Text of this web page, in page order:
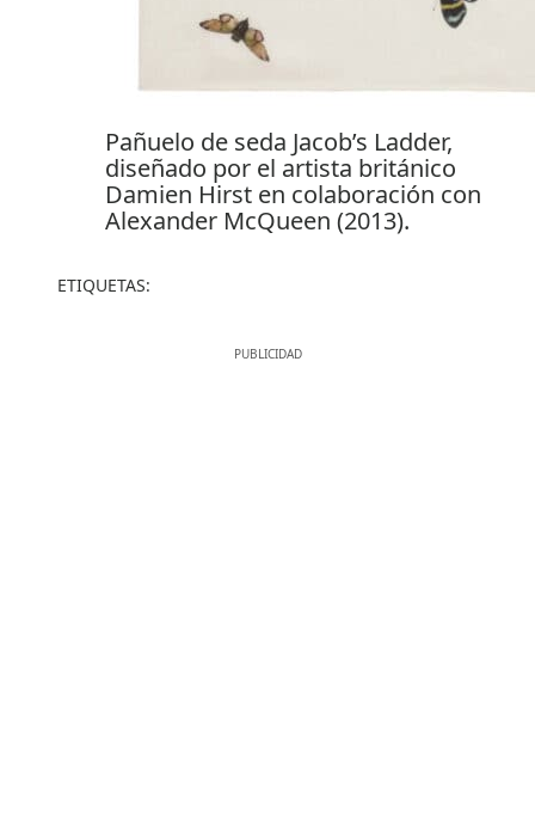
Pañuelo de seda Jacob’s Ladder,
diseñado por el artista británico
Damien Hirst en colaboración con
Alexander McQueen (2013).
ETIQUETAS: